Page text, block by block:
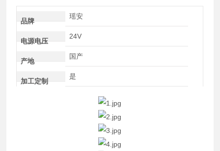
品牌
瑶安
电源电压
24V
产地
国产
加工定制
是